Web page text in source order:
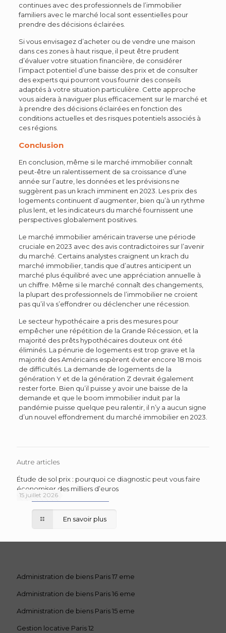
continues avec des professionnels de l’immobilier
familiers avec le marché local sont essentielles pour
prendre des décisions éclairées.
Si vous envisagez d’acheter ou de vendre une maison
dans ces zones à haut risque, il peut être prudent
d’évaluer votre situation financière, de considérer
l’impact potentiel d’une baisse des prix et de consulter
des experts qui pourront vous fournir des conseils
adaptés à votre situation particulière. Cette approche
vous aidera à naviguer plus efficacement sur le marché et
à prendre des décisions éclairées en fonction des
conditions actuelles et des risques potentiels associés à
ces régions.
Conclusion
En conclusion, même si le marché immobilier connaît
peut-être un ralentissement de sa croissance d’une
année sur l’autre, les données et les prévisions ne
suggèrent pas un krach imminent en 2023. Les prix des
logements continuent d’augmenter, bien qu’à un rythme
plus lent, et les indicateurs du marché fournissent une
perspectives globalement positives.
Le marché immobilier américain traverse une période
cruciale en 2023 avec des avis contradictoires sur l’avenir
du marché. Certains analystes craignent un krach du
marché immobilier, tandis que d’autres anticipent un
marché plus équilibré avec une appréciation annuelle à
un chiffre. Même si le marché connaît des changements,
la plupart des professionnels de l’immobilier ne croient
pas qu’il va s’effondrer ou déclencher une récession.
Le secteur hypothécaire a pris des mesures pour
empêcher une répétition de la Grande Récession, et la
majorité des prêts hypothécaires douteux ont été
éliminés. La pénurie de logements est trop grave et la
majorité des Américains espèrent éviter encore 18 mois
de difficultés. La demande de logements de la
génération Y et de la génération Z devrait également
rester forte. Bien qu’il puisse y avoir une baisse de la
demande et que le boom immobilier induit par la
pandémie puisse quelque peu ralentir, il n’y a aucun signe
d’un nouvel effondrement du marché immobilier en 2023.
Autre articles
15 juillet 2026
Étude de sol prix : pourquoi ce diagnostic peut vous faire
économiser des milliers d’euros
En savoir plus
Administration de biens Paris 17 eme
Administration de biens Paris 16 eme
Administration de biens Paris 15 eme
Gestion locative Paris 12